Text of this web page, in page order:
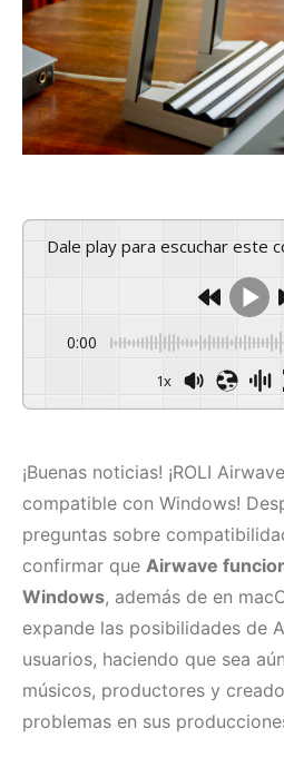
Dale play para escuchar este
0:00
1x
¡Buenas noticias! ¡ROLI
compatible con Windows!
preguntas sobre
confirmar que Airwave
Windows, además de en
expande las posibilidades de
usuarios, haciendo que sea
músicos, productores y
problemas en sus